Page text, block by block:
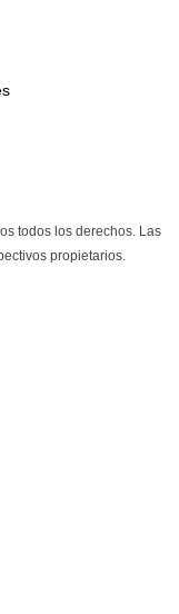
todos los derechos. Las
propietarios.